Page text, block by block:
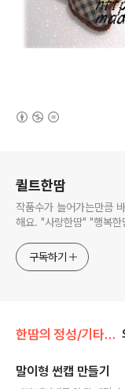
퀼트한땀
작품수가 늘어가는만큼
구독하기
한땀의 정성/기타소품들
말이형 썬캡 만들기